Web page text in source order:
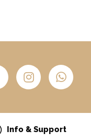
Info & Support